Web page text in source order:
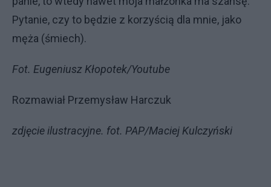
Pytanie, czy to będzie z korzyścią dla mnie, jako
męża (śmiech).
Fot. Eugeniusz Kłopotek/Youtube
Rozmawiał Przemysław Harczuk
zdjęcie ilustracyjne. fot. PAP/Maciej Kulczyński